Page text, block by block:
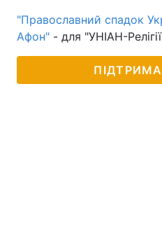
"Православний спадок
Афон" - для "УНІАН-